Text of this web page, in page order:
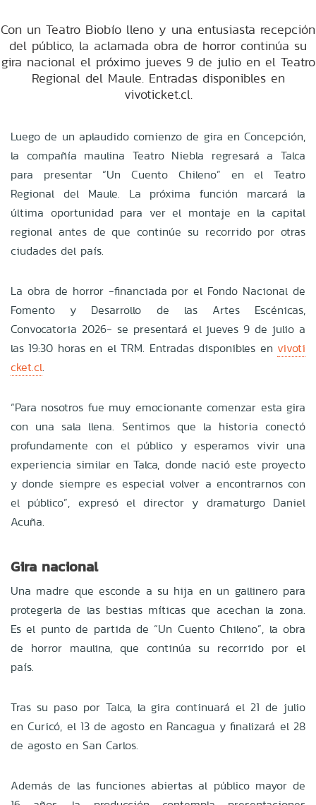
Con un Teatro Biobío lleno y una entusiasta recepción
del público, la aclamada obra de horror continúa su
gira nacional el próximo jueves 9 de julio en el Teatro
Regional del Maule. Entradas disponibles en
vivoticket.cl.
Luego de un aplaudido comienzo de gira en Concepción,
la compañía maulina Teatro Niebla regresará a Talca
para presentar “Un Cuento Chileno” en el Teatro
Regional del Maule. La próxima función marcará la
última oportunidad para ver el montaje en la capital
regional antes de que continúe su recorrido por otras
ciudades del país.
La obra de horror -financiada por el Fondo Nacional de
Fomento y Desarrollo de las Artes Escénicas,
Convocatoria 2026- se presentará el jueves 9 de julio a
las 19:30 horas en el TRM. Entradas disponibles en vivoti
cket.cl.
“Para nosotros fue muy emocionante comenzar esta gira
con una sala llena. Sentimos que la historia conectó
profundamente con el público y esperamos vivir una
experiencia similar en Talca, donde nació este proyecto
y donde siempre es especial volver a encontrarnos con
el público”, expresó el director y dramaturgo Daniel
Acuña.
Gira nacional
Una madre que esconde a su hija en un gallinero para
protegerla de las bestias míticas que acechan la zona.
Es el punto de partida de “Un Cuento Chileno”, la obra
de horror maulina, que continúa su recorrido por el
país.
Tras su paso por Talca, la gira continuará el 21 de julio
en Curicó, el 13 de agosto en Rancagua y finalizará el 28
de agosto en San Carlos.
Además de las funciones abiertas al público mayor de